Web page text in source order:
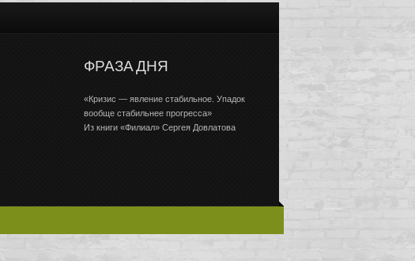
ФРАЗА ДНЯ
«Кризис — явление стабильное. Упадок
вообще стабильнее прогресса»
Из книги «Филиал» Сергея Довлатова